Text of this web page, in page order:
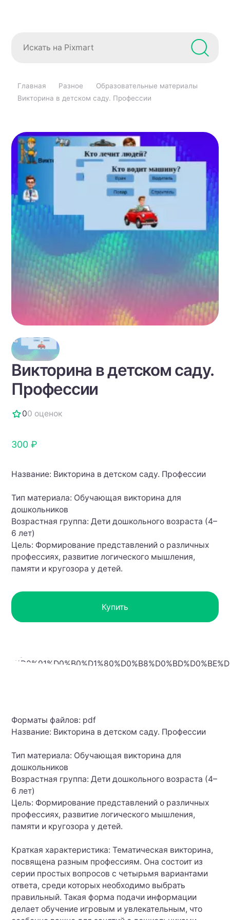
Главная Разное
Образовательные материалы
Викторина в детском саду. Профессии
Викторина в детском саду.
Профессии
00 оценок
300 ₽
Название: Викторина в детском саду. Профессии
Тип материала: Обучающая викторина для
дошкольников
Возрастная группа: Дети дошкольного возраста (4–
6 лет)
Цель: Формирование представлений о различных
профессиях, развитие логического мышления,
памяти и кругозора у детей.
Купить
Форматы файлов: pdf
Название: Викторина в детском саду. Профессии
Тип материала: Обучающая викторина для
дошкольников
Возрастная группа: Дети дошкольного возраста (4–
6 лет)
Цель: Формирование представлений о различных
профессиях, развитие логического мышления,
памяти и кругозора у детей.
Краткая характеристика: Тематическая викторина,
посвящена разным профессиям. Она состоит из
серии простых вопросов с четырьмя вариантами
ответа, среди которых необходимо выбрать
правильный. Такая форма подачи информации
делает обучение игровым и увлекательным, что